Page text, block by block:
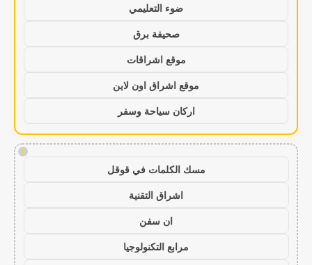
ضوء التعليمي
صحيفة برق
موقع اشراقات
موقع اشراق اون لاين
اركان سياحة وسفر
!
مسك الكلمات في قوقل
اشراق التقنية
ان سفن
مرابع التكنولوجيا